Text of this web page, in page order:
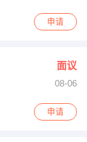
入口处
申请
面议
08-06
申请